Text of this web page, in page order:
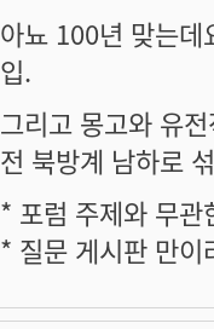
아뇨 100년 맞는
입.
그리고 몽고와 유
전 북방계 남하로
* 포럼 주제와 무관
* 질문 게시판 만이